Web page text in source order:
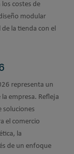
costes de
modular
la tienda con el
representa un
empresa. Refleja
soluciones
el comercio
la
de un enfoque